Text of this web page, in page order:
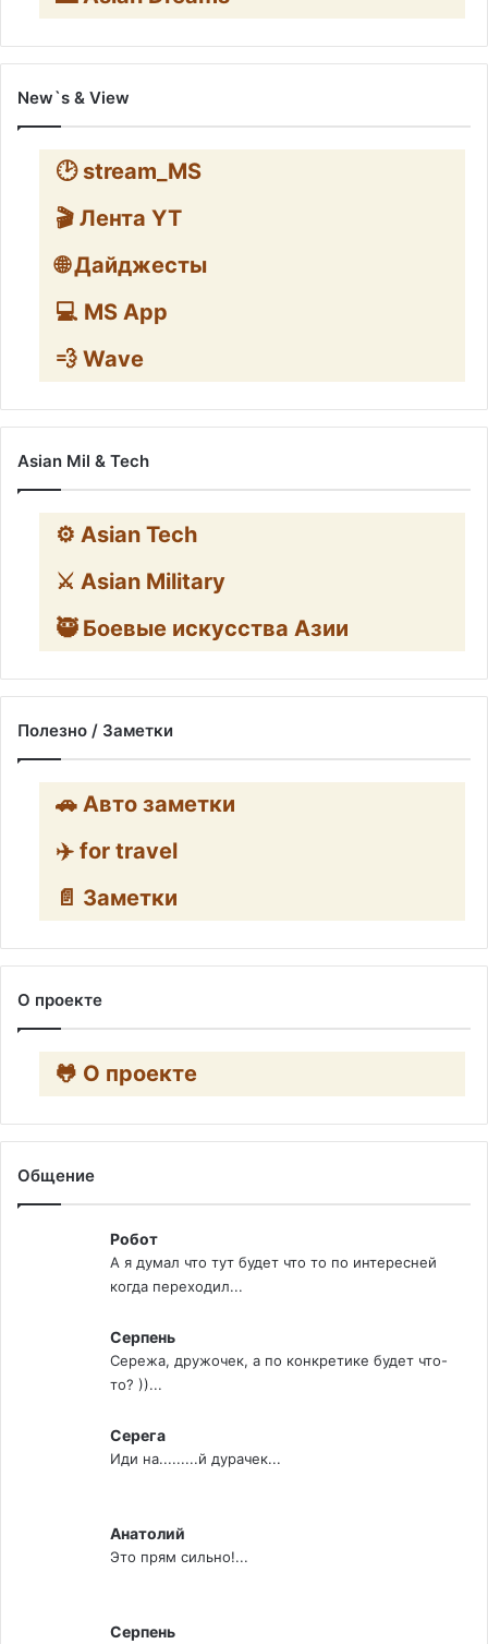
New`s & View
🕑 stream_MS
🎬 Лента YT
🌐 Дайджесты
💻 MS App
💨 Wave
Asian Mil & Tech
⚙️ Asian Tech
⚔️ Asian Military
🥷 Боевые искусства Азии
Полезно / Заметки
🚗 Авто заметки
✈️ for travel
📄 Заметки
О проекте
🐸 О проекте
Общение
Робот
А я думал что тут будет что то по интересней
когда переходил...
Серпень
Сережа, дружочек, а по конкретике будет что-
то? ))...
Серега
Иди на.........й дурачек...
Анатолий
Это прям сильно!...
Серпень